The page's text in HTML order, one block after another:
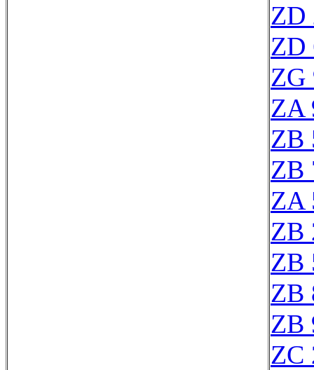
ZD
ZD
ZG
ZA
ZB
ZB
ZA
ZB
ZB
ZB
ZB
ZC